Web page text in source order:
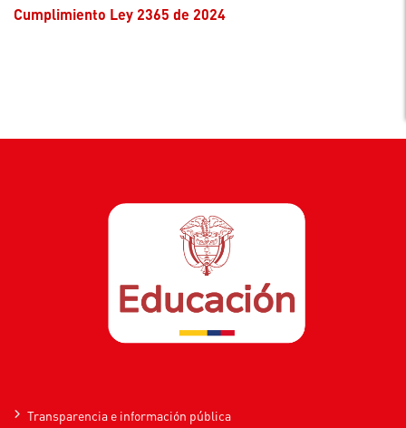
Cumplimiento Ley 2365 de 2024
Transparencia e información pública